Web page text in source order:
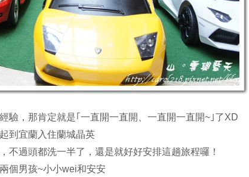
驗，那肯定就是｢一直開一直開、一直開一直開~｣了XD
到宜蘭入住蘭城晶英
不過頭都洗一半了，還是就好好安排這趟旅程囉！
個男孩~小小wei和安安